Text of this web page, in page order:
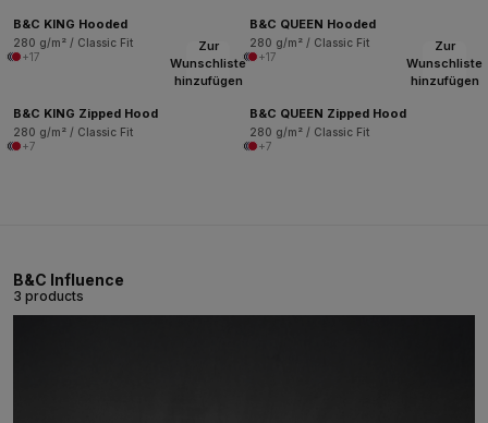
B&C KING Hooded
280 g/m² / Classic Fit
+17
B&C QUEEN Hooded
280 g/m² / Classic Fit
+17
Zur
Wunschliste
hinzufügen
B&C KING Zipped Hood
280 g/m² / Classic Fit
+7
Zur
Wunschliste
hinzufügen
B&C QUEEN Zipped Hood
280 g/m² / Classic Fit
+7
B&C Influence
3 products